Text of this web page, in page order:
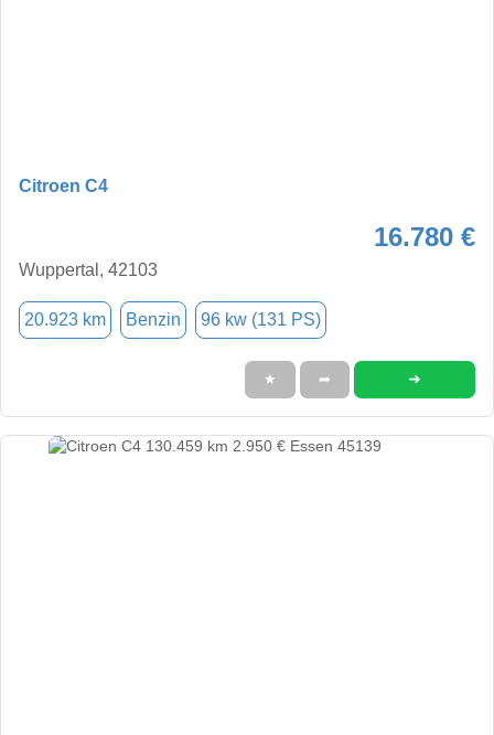
Citroen C4
16.780 €
Wuppertal, 42103
20.923 km Benzin 96 kw (131 PS)
★ ➦ ➜